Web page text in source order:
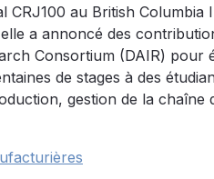
CRJ100 au British
a annoncé des
Consortium (DAIR)
de stages à des
gestion de la chaîne